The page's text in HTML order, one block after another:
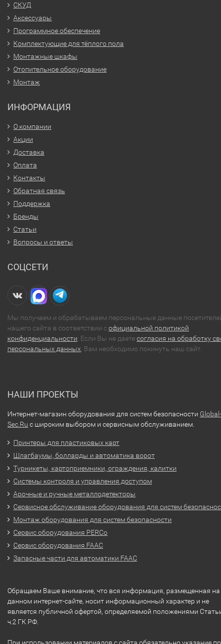
СКУД
Аксессуары
Программное обеспечение
Комплектующие для тёплого пола
Монтажные шкафы
Отопительное оборудование
Монтаж
ИНФОРМАЦИЯ
О компании
Акции
Доставка
Оплата
Контакты
Обратная связь
Поддержка
Бренды
Статьи
Вопросы и ответы
СОЦСЕТИ
Мы получаем и обрабатываем персональные данные
нашего сайта в соответствии софициальной политикой
конфиденциальности . Если Вы не даетесогласия на обработку
персональных данных , Вам необходимо покинуть наш сайт.
НАШИ ПРОЕКТЫ
Интернет-магазин оборудования для систем безопасности Global-
Sec.Ru с широким выбором и сервисным обслуживанием.
Принтеры для пластиковых карт
Шлагбаумы, болларды и автоматика ворот
Турникеты, картоприемники, ограждения, калитки
Системы контроля и управления доступом
Арочные и ручные металлодетекторы
Сервисное обслуживание оборудования для систем
Монтаж оборудования для систем безопасности
Сервис оборудования PERCo
Сервис оборудования FAAC
Запасные части для автоматики FAAC
Обращаем Ваше внимание, что вся информация, размещенная на
данном интернет-сайте, носит информационный характер и не
является публичной офертой, определяемой положениями
ч.2 ГК РФ.